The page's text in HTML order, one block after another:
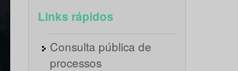
Links rápidos
Consulta pública de
processos